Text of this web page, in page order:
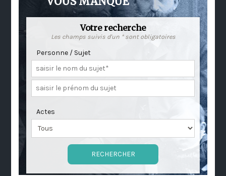
Votre recherche
Les champs suivis d'un * sont obligatoires
Personne / Sujet
Actes